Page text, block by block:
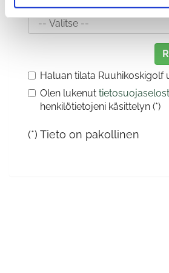
Sukupuoli:
Haluan tilata Ruuhikoskigolf
Olen lukenut
henkilötietojeni käsittelyn (*)
(*) Tieto on pakollinen